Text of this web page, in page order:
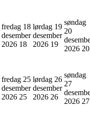
fredag 18
desember
2026 18
lørdag 19
desember
2026 19
søndag
20
2026 20
fredag 25
desember
2026 25
lørdag 26
desember
2026 26
søndag
27
2026 27